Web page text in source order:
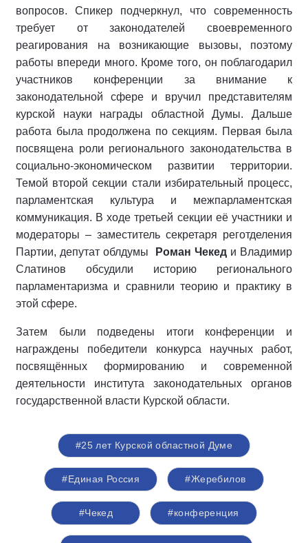
вопросов. Спикер подчеркнул, что современность
требует от законодателей своевременного
реагирования на возникающие вызовы, поэтому
работы впереди много. Кроме того, он поблагодарил
участников конференции за внимание к
законодательной сфере и вручил представителям
курской науки награды областной Думы. Дальше
работа была продолжена по секциям. Первая была
посвящена роли регионального законодательства в
социально-экономическом развитии территории.
Темой второй секции стали избирательный процесс,
парламентская культура и межпарламентская
коммуникация. В ходе третьей секции её участники и
модераторы – заместитель секретаря реготделения
Партии, депутат облдумы
Роман Чекед и Владимир
Слатинов обсудили историю регионального
парламентаризма и сравнили теорию и практику в
этой сфере.
Затем были подведены итоги конференции и
награждены победители конкурса научных работ,
посвящённых формированию и современной
деятельности института законодательных органов
государственной власти Курской области.
#25 лет Курской областной Думе
#Единая Россия #Жеребилов
#Чекед #конференция